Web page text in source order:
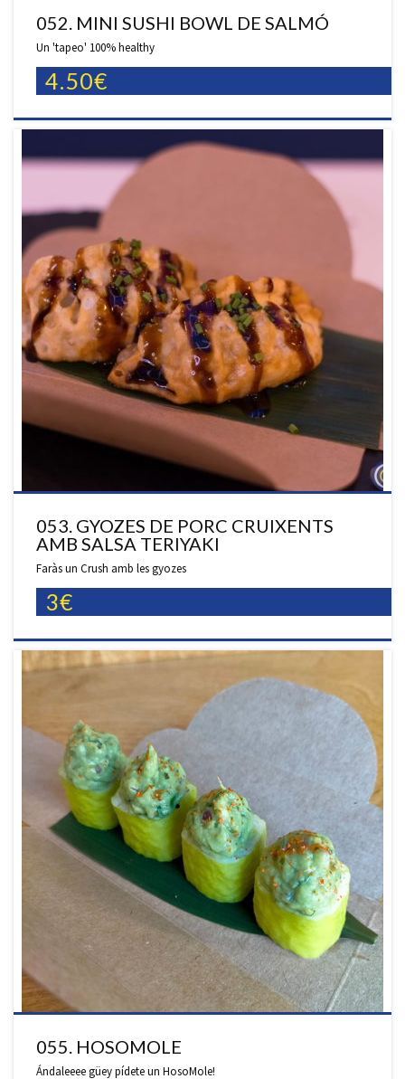
052. MINI SUSHI BOWL DE SALMÓ
Un 'tapeo' 100% healthy
4.50€
053. GYOZES DE PORC CRUIXENTS
AMB SALSA TERIYAKI
Faràs un Crush amb les gyozes
3€
055. HOSOMOLE
Ándaleeee güey pídete un HosoMole!